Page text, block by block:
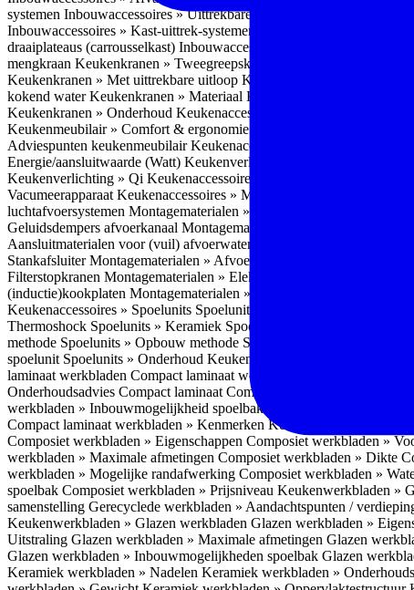
systemen Inbouwaccessoires » Uittrekbare ladesystemen
Inbouwaccessoires » Kast-uittrek-systemen
draaiplateaus (carrousselkast) Inbouwaccessoires » Onderhoud
mengkraan Keukenkranen » Tweegreepskraan
Keukenkranen » Met uittrekbare uitloop Keukenkranen » Gefilterd
kokend waterKeukenkranen » Materiaal Keukenkranen » Pvd
Keukenkranen » Onderhoud Keukenaccessoires » Keukenmeubilair
Keukenmeubilair » Comfort & ergonomie
Adviespunten keukenmeubilairKeukenaccessoires »
Energie/aansluitwaarde (Watt) Keukenverlichting » Leddriver
Keukenverlichting » Qi Keukenaccessoires » Losse keukenapparaten
Vacumeerapparaat Keukenaccessoires » Montagematerialen
luchtafvoersystemen Montagematerialen » Flexibele (ronde)
Geluidsdempers afvoerkanaal Montagematerialen » Aansluitmaterialen
Aansluitmaterialen voor (vuil) afvoerwater sifons
Montagematerialen
StankafsluiterMontagematerialen » Afvoerpluggen t.b.v. spoelunits
Filterstopkranen Montagematerialen » Elektra aansluitmateriaal
(inductie)kookplaten Montagematerialen » Combiregelaar
Keukenaccessoires » Spoelunits Spoelunits » Types/soorten
Thermoshock Spoelunits » Keramiek Spoelunits » Tegelbakken
methode Spoelunits » Opbouw methode Spoelunits » Onderbouw
spoelunit Spoelunits » Onderhoud Keukenwerkbladen
laminaat werkbladen Compact laminaat werkbladen » Nadelen
Onderhoudsadvies Compact laminaat Compact laminaat werkbladen
werkbladen » Inbouwmogelijkheid spoelbak Compact laminaat
Compact laminaat werkbladen » Kenmerken Keukenwerkbladen »
Composiet werkbladen » Eigenschappen Composiet werkbladen »
werkbladen » Maximale afmetingen Composiet werkbladen » Dikte
werkbladen » Mogelijke randafwerking Composiet werkbladen »
spoelbak Composiet werkbladen » Prijsniveau Keukenwerkbladen »
samenstelling Gerecyclede werkbladen » Aandachtspunten /
Keukenwerkbladen » Glazen werkbladen Glazen werkbladen »
Uitstraling Glazen werkbladen » Maximale afmetingen Glazen
Glazen werkbladen » Inbouwmogelijkheden spoelbak Glazen
Keramiek werkbladen » Nadelen Keramiek werkbladen »